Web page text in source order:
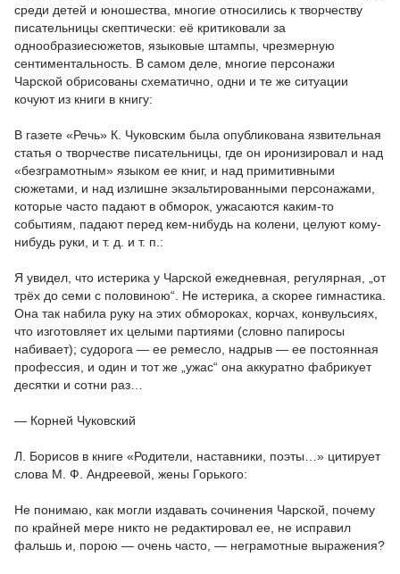
среди детей и юношества, многие относились к творчеству
писательницы скептически: её критиковали за
однообразиесюжетов, языковые штампы, чрезмерную
сентиментальность. В самом деле, многие персонажи
Чарской обрисованы схематично, одни и те же ситуации
кочуют из книги в книгу:
В газете «Речь» К. Чуковским была опубликована язвительная
статья о творчестве писательницы, где он иронизировал и над
«безграмотным» языком ее книг, и над примитивными
сюжетами, и над излишне экзальтированными персонажами,
которые часто падают в обморок, ужасаются каким-то
событиям, падают перед кем-нибудь на колени, целуют кому-
нибудь руки, и т. д. и т. п.:
Я увидел, что истерика у Чарской ежедневная, регулярная, „от
трёх до семи с половиною“. Не истерика, а скорее гимнастика.
Она так набила руку на этих обмороках, корчах, конвульсиях,
что изготовляет их целыми партиями (словно папиросы
набивает); судорога — ее ремесло, надрыв — ее постоянная
профессия, и один и тот же „ужас“ она аккуратно фабрикует
десятки и сотни раз…
— Корней Чуковский
Л. Борисов в книге «Родители, наставники, поэты…» цитирует
слова М. Ф. Андреевой, жены Горького:
Не понимаю, как могли издавать сочинения Чарской, почему
по крайней мере никто не редактировал ее, не исправил
фальшь и, порою — очень часто, — неграмотные выражения?